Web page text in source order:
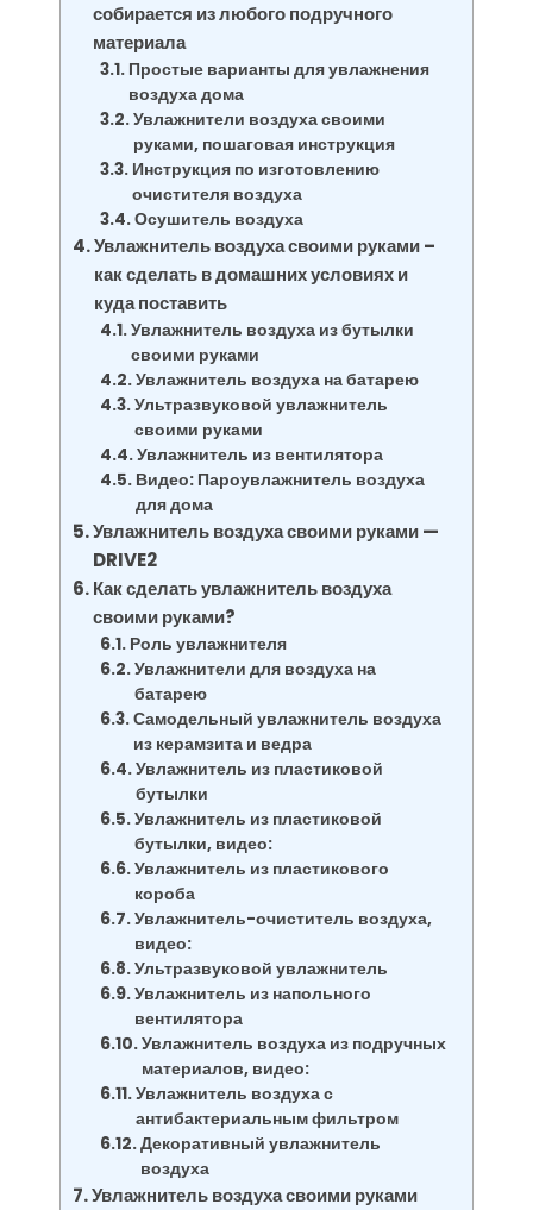
собирается из любого подручного
материала
Простые варианты для увлажнения
воздуха дома
Увлажнители воздуха своими
руками, пошаговая инструкция
Инструкция по изготовлению
очистителя воздуха
Осушитель воздуха
Увлажнитель воздуха своими руками –
как сделать в домашних условиях и
куда поставить
Увлажнитель воздуха из бутылки
своими руками
Увлажнитель воздуха на батарею
Ультразвуковой увлажнитель
своими руками
Увлажнитель из вентилятора
Видео: Пароувлажнитель воздуха
для дома
Увлажнитель воздуха своими руками —
DRIVE2
Как сделать увлажнитель воздуха
своими руками?
Роль увлажнителя
Увлажнители для воздуха на
батарею
Самодельный увлажнитель воздуха
из керамзита и ведра
Увлажнитель из пластиковой
бутылки
Увлажнитель из пластиковой
бутылки, видео:
Увлажнитель из пластикового
короба
Увлажнитель-очиститель воздуха,
видео:
Ультразвуковой увлажнитель
Увлажнитель из напольного
вентилятора
Увлажнитель воздуха из подручных
материалов, видео:
Увлажнитель воздуха с
антибактериальным фильтром
Декоративный увлажнитель
воздуха
Увлажнитель воздуха своими руками